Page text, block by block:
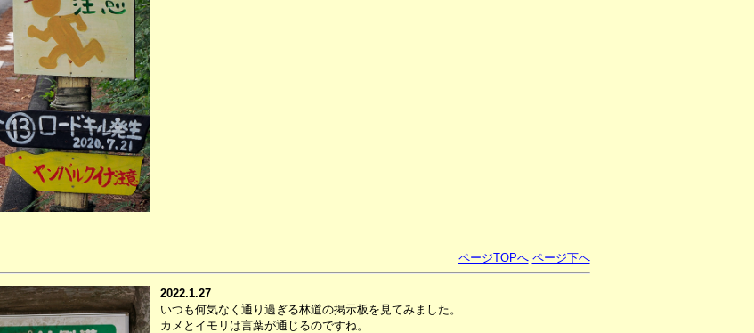
ページTOPへ ページ下へ
2022.1.27
いつも何気なく通り過ぎる林道の掲示板を見てみました。
カメとイモリは言葉が通じるのですね。